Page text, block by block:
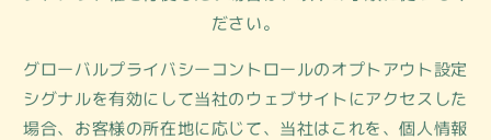
ださい。
グローバルプライバシーコントロールのオプトアウト設定
シグナルを有効にして当社のウェブサイトにアクセスした
場合、お客様の所在地に応じて、当社はこれを、個人情報